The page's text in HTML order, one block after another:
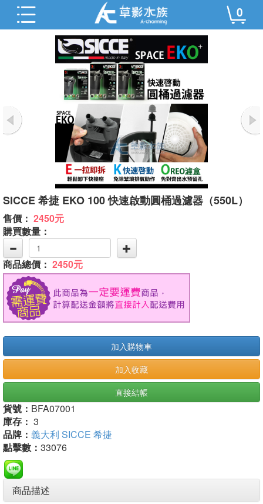
0
SICCE 希捷 EKO 100 快速啟動圓桶過濾器（550L）
售價： 2450元
購買數量：
商品總價： 2450元
加入購物車
加入收藏
直接結帳
貨號： BFA07001
庫存： 3
品牌： 義大利 SICCE 希捷
點擊數： 33076
商品描述